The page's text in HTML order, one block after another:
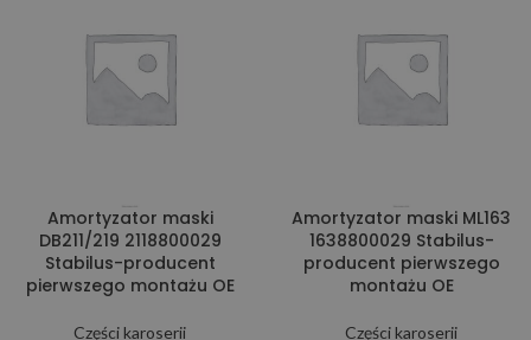
Amortyzator maski
DB211/219 2118800029
Stabilus-producent
pierwszego montażu OE
Części karoserii
Amortyzator maski ML163
1638800029 Stabilus-
producent pierwszego
montażu OE
Części karoserii